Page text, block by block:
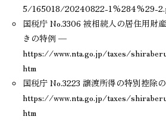
5/165018/20240822-1%284%29-
国税庁 No.3306 被相続人の居住用財
きの特例 —
https://www.nta.go.jp/taxes/
htm
国税庁 No.3223 譲渡所得の特別控除
https://www.nta.go.jp/taxes/
htm